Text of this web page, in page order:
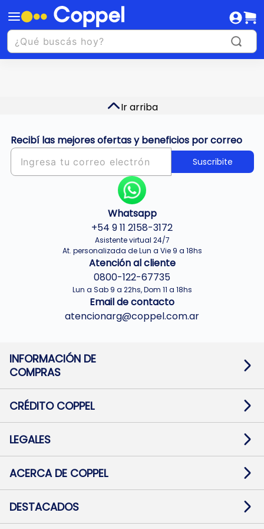
Ir arriba
Recibí las mejores ofertas y beneficios por correo
Suscribite
Whatsapp
+54 9 11 2158-3172
Asistente virtual 24/7
At. personalizada de Lun a Vie 9 a 18hs
Atención al cliente
0800-122-67735
Lun a Sab 9 a 22hs, Dom 11 a 18hs
Email de contacto
atencionarg@coppel.com.ar
INFORMACIÓN DE
COMPRAS
Términos y condiciones
Botón de arrepentimiento
Mapa de sitio
CRÉDITO COPPEL
Solicitar Crédito
Medios de Pago
Pago Fácil Online
LEGALES
Baja contratos
Defensa al consumidor CABA
ACERCA DE COPPEL
Trabajá con Nosotros
Preguntas Frecuentes
DESTACADOS